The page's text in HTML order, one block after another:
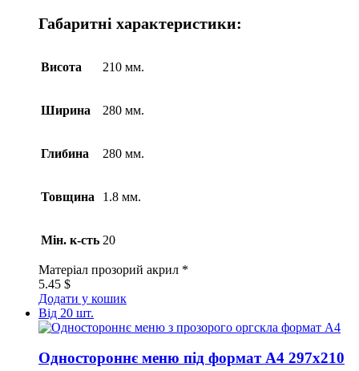
Габаритні характеристики:
Висота 210 мм.
Ширина 280 мм.
Глибина 280 мм.
Товщина 1.8 мм.
Мін. к-сть 20
Матеріал прозорий акрил *
5.45 $
Додати у кошик
Від 20 шт.
Одностороннє меню під формат А4 297х210